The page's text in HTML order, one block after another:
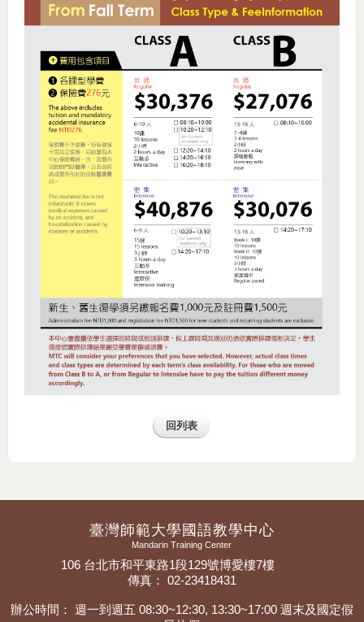
回列表
臺灣師範大學國語教學中心
Mandarin Training Center
106 台北市和平東路1段129號博愛樓7樓
傳真： 02-23418431
辦公時間： 週一到週五 08:30~12:30, 13:30~17:00 週末及國定假